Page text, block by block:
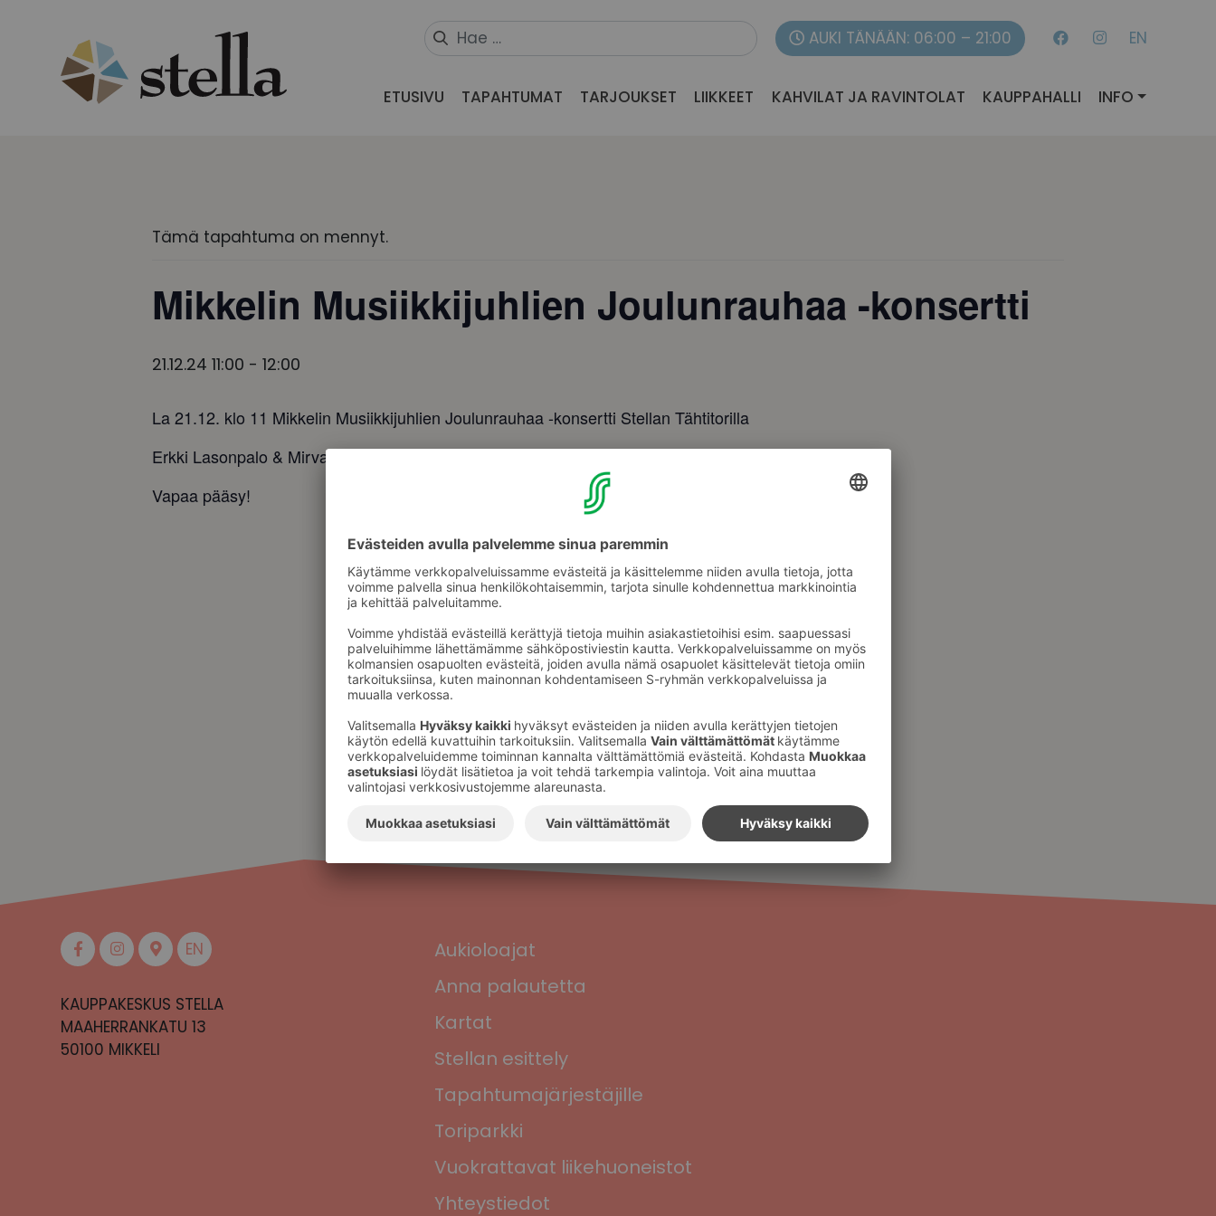
AUKI TÄNÄÄN: 06:00 – 21:00 EN
ETUSIVU TAPAHTUMAT TARJOUKSET LIIKKEET KAHVILAT JA RAVINTOLAT KAUPPAHALLI INFO
Tämä tapahtuma on mennyt.
Mikkelin Musiikkijuhlien Joulunrauhaa -konsertti
21.12.24 11:00 - 12:00
La 21.12. klo 11 Mikkelin Musiikkijuhlien Joulunrauhaa -konsertti Stellan Tähtitorilla
Erkki Lasonpalo & Mirva Helske
Vapaa pääsy!
EN
KAUPPAKESKUS STELLA
MAAHERRANKATU 13
50100 MIKKELI
Aukioloajat
Anna palautetta
Kartat
Stellan esittely
Tapahtumajärjestäjille
Toriparkki
Vuokrattavat liikehuoneistot
Yhteystiedot